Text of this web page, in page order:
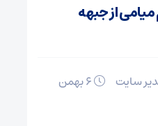
از جبهه
سایت